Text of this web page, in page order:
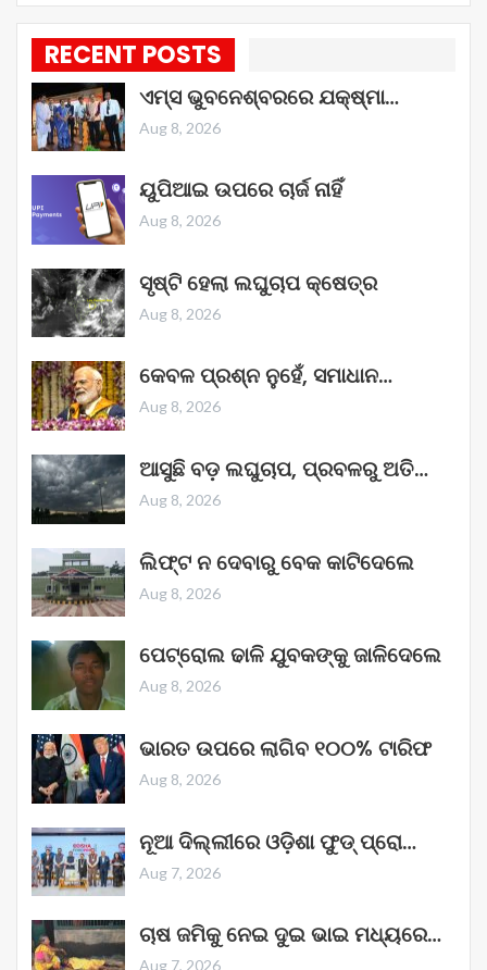
RECENT POSTS
ଏମ୍ସ ଭୁବନେଶ୍ବରରେ ଯକ୍ଷ୍ମା…
Aug 8, 2026
ୟୁପିଆଇ ଉପରେ ଚାର୍ଜ ନାହିଁ
Aug 8, 2026
ସୃଷ୍ଟି ହେଲା ଲଘୁଚାପ କ୍ଷେତ୍ର
Aug 8, 2026
କେବଳ ପ୍ରଶ୍ନ ନୁହେଁ, ସମାଧାନ…
Aug 8, 2026
ଆସୁଛି ବଡ଼ ଲଘୁଚାପ, ପ୍ରବଳରୁ ଅତି…
Aug 8, 2026
ଲିଫ୍ଟ ନ ଦେବାରୁ ବେକ କାଟିଦେଲେ
Aug 8, 2026
ପେଟ୍ରୋଲ ଢାଳି ଯୁବକଙ୍କୁ ଜାଳିଦେଲେ
Aug 8, 2026
ଭାରତ ଉପରେ ଲାଗିବ ୧୦୦% ଟାରିଫ
Aug 8, 2026
ନୂଆ ଦିଲ୍ଲୀରେ ଓଡ଼ିଶା ଫୁଡ୍ ପ୍ରୋ…
Aug 7, 2026
ଚାଷ ଜମିକୁ ନେଇ ଦୁଇ ଭାଇ ମଧ୍ୟରେ…
Aug 7, 2026